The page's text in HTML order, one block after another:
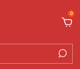
0